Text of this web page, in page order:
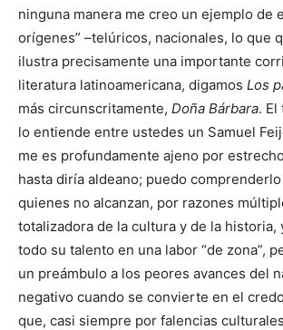
ninguna manera me creo un ejemplo de
orígenes” –telúricos, nacionales, lo que
ilustra precisamente una importante
literatura latinoamericana, digamos Los
más circunscritamente, Doña Bárbara. El
lo entiende entre ustedes un Samuel
me es profundamente ajeno por
hasta diría aldeano; puedo
quienes no alcanzan, por razones
totalizadora de la cultura y de la historia,
todo su talento en una labor “de zona”,
un preámbulo a los peores avances del
negativo cuando se convierte en el
que, casi siempre por falencias